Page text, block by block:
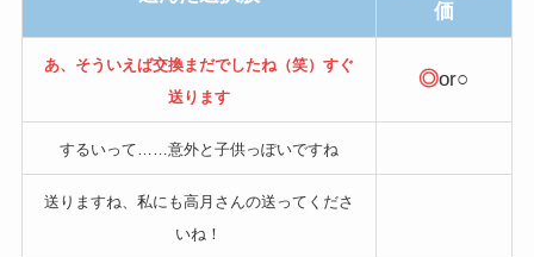
価
あ、そういえば交換まだでしたね（笑）すぐ
送ります
◎or○
するいって……意外と子供っぽいですね
送りますね、私にも高月さんの送ってくださ
いね！